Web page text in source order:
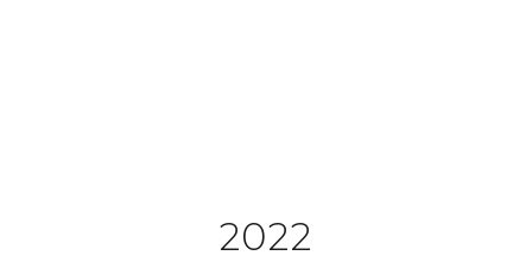
2022